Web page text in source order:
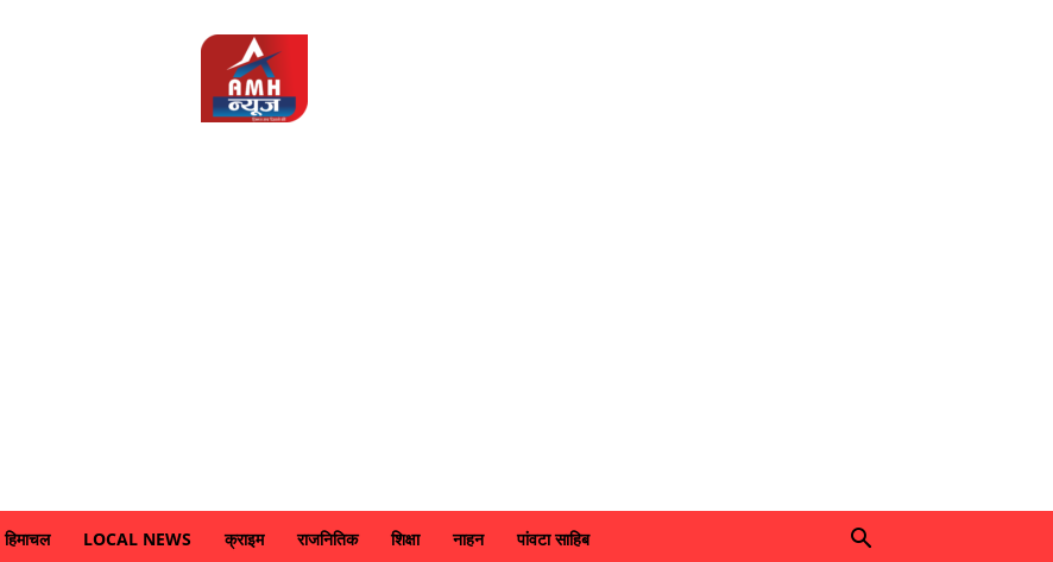
हिमाचल LOCAL NEWS क्राइम राजनितिक शिक्षा नाहन पांवटा साहिब